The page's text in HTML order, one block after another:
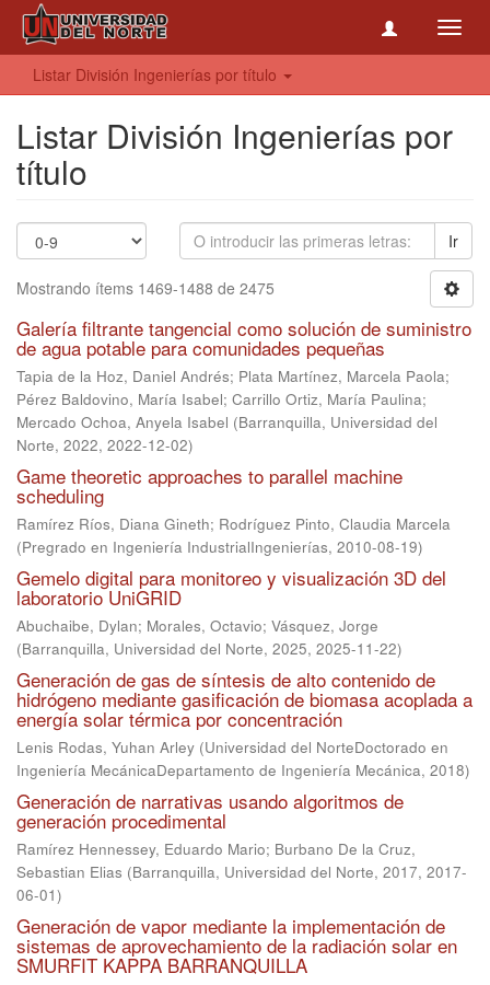
Listar División Ingenierías por título
Listar División Ingenierías por
título
Ir
Mostrando ítems 1469-1488 de 2475
Galería filtrante tangencial como solución de suministro
de agua potable para comunidades pequeñas
Tapia de la Hoz, Daniel Andrés; Plata Martínez, Marcela Paola;
Pérez Baldovino, María Isabel; Carrillo Ortiz, María Paulina;
Mercado Ochoa, Anyela Isabel (Barranquilla, Universidad del
Norte, 2022, 2022-12-02)
Game theoretic approaches to parallel machine
scheduling
Ramírez Ríos, Diana Gineth; Rodríguez Pinto, Claudia Marcela
(Pregrado en Ingeniería IndustrialIngenierías, 2010-08-19)
Gemelo digital para monitoreo y visualización 3D del
laboratorio UniGRID
Abuchaibe, Dylan; Morales, Octavio; Vásquez, Jorge
(Barranquilla, Universidad del Norte, 2025, 2025-11-22)
Generación de gas de síntesis de alto contenido de
hidrógeno mediante gasificación de biomasa acoplada a
energía solar térmica por concentración
Lenis Rodas, Yuhan Arley (Universidad del NorteDoctorado en
Ingeniería MecánicaDepartamento de Ingeniería Mecánica, 2018)
Generación de narrativas usando algoritmos de
generación procedimental
Ramírez Hennessey, Eduardo Mario; Burbano De la Cruz,
Sebastian Elias (Barranquilla, Universidad del Norte, 2017, 2017-
06-01)
Generación de vapor mediante la implementación de
sistemas de aprovechamiento de la radiación solar en
SMURFIT KAPPA BARRANQUILLA